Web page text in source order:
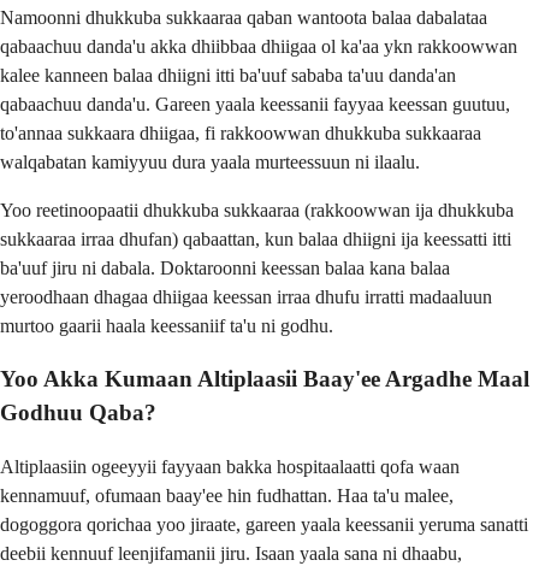
Namoonni dhukkuba sukkaaraa qaban wantoota balaa dabalataa
qabaachuu danda'u akka dhiibbaa dhiigaa ol ka'aa ykn rakkoowwan
kalee kanneen balaa dhiigni itti ba'uuf sababa ta'uu danda'an
qabaachuu danda'u. Gareen yaala keessanii fayyaa keessan guutuu,
to'annaa sukkaara dhiigaa, fi rakkoowwan dhukkuba sukkaaraa
walqabatan kamiyyuu dura yaala murteessuun ni ilaalu.
Yoo reetinoopaatii dhukkuba sukkaaraa (rakkoowwan ija dhukkuba
sukkaaraa irraa dhufan) qabaattan, kun balaa dhiigni ija keessatti itti
ba'uuf jiru ni dabala. Doktaroonni keessan balaa kana balaa
yeroodhaan dhagaa dhiigaa keessan irraa dhufu irratti madaaluun
murtoo gaarii haala keessaniif ta'u ni godhu.
Yoo Akka Kumaan Altiplaasii Baay'ee Argadhe Maal
Godhuu Qaba?
Altiplaasiin ogeeyyii fayyaan bakka hospitaalaatti qofa waan
kennamuuf, ofumaan baay'ee hin fudhattan. Haa ta'u malee,
dogoggora qorichaa yoo jiraate, gareen yaala keessanii yeruma sanatti
deebii kennuuf leenjifamanii jiru. Isaan yaala sana ni dhaabu,